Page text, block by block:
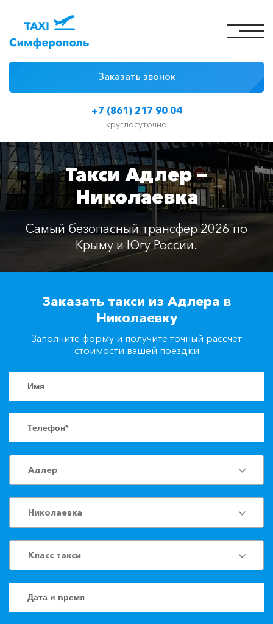
+7 (861) 217 90 04
круглосуточно
Заказать звонок
Цены на такси
Классы автомобилей
Отзывы
Контакты
Заказать такси
Такси Адлер —
Николаевка
Самый безопасный трансфер 2026 по
Крыму и Югу России.
Заказать такси из Адлера в
Николаевку
Заполните форму и получите точный рассчет
стоимости вашей поездки
Адлер
Николаевка
Класс такси